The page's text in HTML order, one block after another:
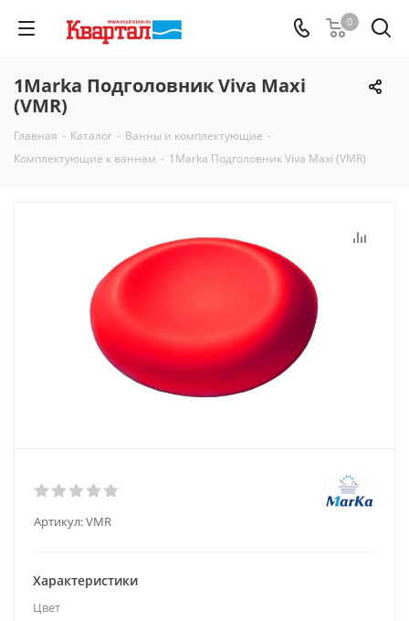
0
1Marka Подголовник Viva Maxi
(VMR)
Главная - Каталог - Ванны и комплектующие -
Комплектующие к ваннам - 1Marka Подголовник Viva Maxi (VMR)
Артикул:VMR
Характеристики
Цвет